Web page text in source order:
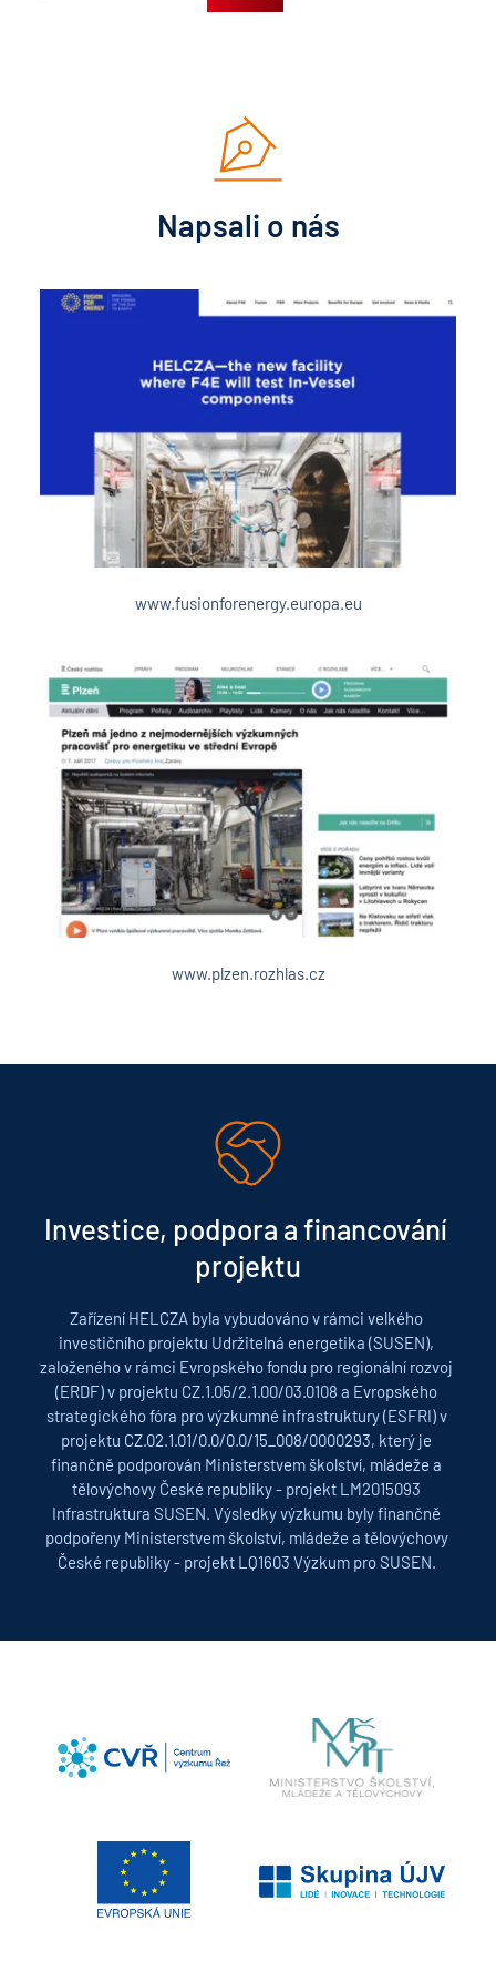
Napsali o nás
www.fusionforenergy.europa.eu
www.plzen.rozhlas.cz
Investice, podpora a financování
projektu
Zařízení HELCZA byla vybudováno v rámci velkého
investičního projektu Udržitelná energetika (SUSEN),
založeného v rámci Evropského fondu pro regionální rozvoj
(ERDF) v projektu CZ.1.05/2.1.00/03.0108 a Evropského
strategického fóra pro výzkumné infrastruktury (ESFRI) v
projektu CZ.02.1.01/0.0/0.0/15_008/0000293, který je
finančně podporován Ministerstvem školství, mládeže a
tělovýchovy České republiky - projekt LM2015093
Infrastruktura SUSEN. Výsledky výzkumu byly finančně
podpořeny Ministerstvem školství, mládeže a tělovýchovy
České republiky - projekt LQ1603 Výzkum pro SUSEN.